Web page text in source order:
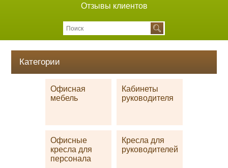
Отзывы клиентов
Категории
Офисная
мебель
Кабинеты
руководителя
Офисные
кресла для
персонала
Кресла для
руководителей